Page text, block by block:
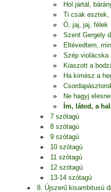
Hol jártál,
Ti csak esztek,
Ó, jaj, jaj, félek
Szent Gergely
Eltévedtem,
Szép violácska
Kiaszott a
Ha kimész a
Ne hagyj
Ím, látod, a
7 szótagú
8 szótagú
9 szótagú
10 szótagú
11 szótagú
12 szótagú
13-14 szótagú
8. Újszerű kisambitusú